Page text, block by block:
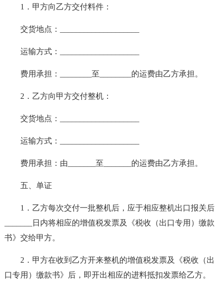
1．甲方向乙方交付料件：
交货地点：____________________
运输方式：____________________
费用承担：________至________的运费由乙方承担。
2．乙方向甲方交付整机：
交货地点：____________________
运输方式：____________________
费用承担：由_______至_______的运费由乙方承担。
五、单证
1．乙方每次交付一批整机后，应于相应整机出口报关后
_______日内将相应的增值税发票及《税收（出口专用）缴款
书》交给甲方。
2．甲方在收到乙方开来整机的增值税发票及《税收（出
口专用）缴款书》后，即开出相应的进料抵扣发票给乙方。